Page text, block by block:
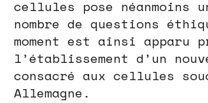
cellules pose néanmoins
nombre de questions
moment est ainsi apparu
l’établissement d’un
consacré aux cellules
Allemagne.